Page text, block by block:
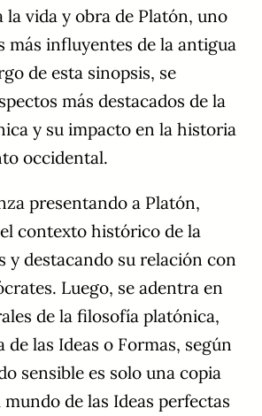
vida y obra de Platón, uno
más influyentes de la antigua
de esta sinopsis, se
más destacados de la
y su impacto en la historia
occidental.
presentando a Platón,
contexto histórico de la
y destacando su relación con
Luego, se adentra en
de la filosofía platónica,
de las Ideas o Formas, según
sensible es solo una copia
de las Ideas perfectas